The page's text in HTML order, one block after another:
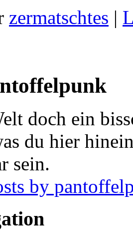
zermatschtes |
doch ein
du hier
sein.
by